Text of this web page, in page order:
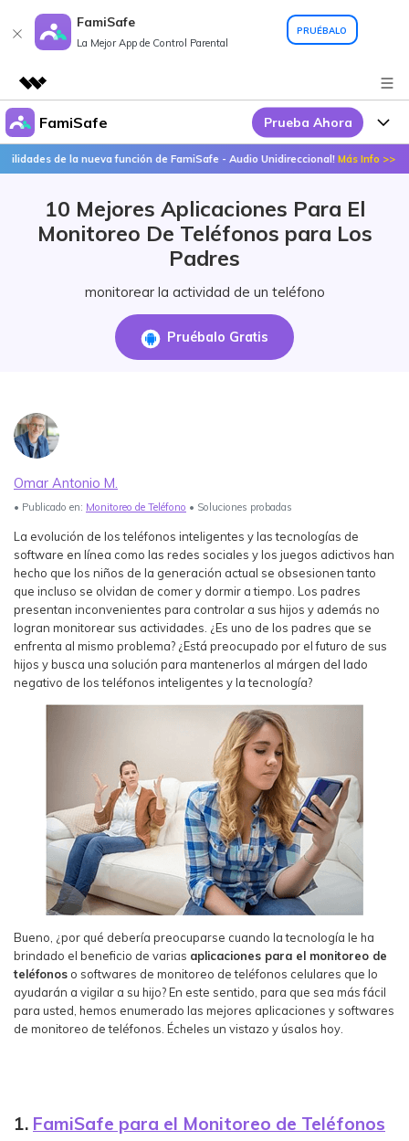
FamiSafe
La Mejor App de Control Parental
PRUÉBALO
Productos destacados
Creatividad digital con AIGC
Resumen
Soluciones
Quiénes somos
FamiSafe Prueba Ahora
Por Qué FamiSafe
FamiSafe - Tu Aliado en
Acciones Interactivas
Productos
FamiSafe Edu
Temas Relevantes
Ver Más >
Guía del Usuario
Ver Más >
search
de la nueva función de FamiSafe - Audio Unidireccional!Más Info >>
10 Mejores Aplicaciones Para El
Monitoreo De Teléfonos para Los
Padres
monitorear la actividad de un teléfono
Pruébalo Gratis
Omar Antonio M.
• Publicado en: Monitoreo de Teléfono • Soluciones probadas
La evolución de los teléfonos inteligentes y las tecnologías de
software en línea como las redes sociales y los juegos adictivos han
hecho que los niños de la generación actual se obsesionen tanto
que incluso se olvidan de comer y dormir a tiempo. Los padres
presentan inconvenientes para controlar a sus hijos y además no
logran monitorear sus actividades. ¿Es uno de los padres que se
enfrenta al mismo problema? ¿Está preocupado por el futuro de sus
hijos y busca una solución para mantenerlos al márgen del lado
negativo de los teléfonos inteligentes y la tecnología?
Bueno, ¿por qué debería preocuparse cuando la tecnología le ha
brindado el beneficio de varias aplicaciones para el monitoreo de
teléfonos o softwares de monitoreo de teléfonos celulares que lo
ayudarán a vigilar a su hijo? En este sentido, para que sea más fácil
para usted, hemos enumerado las mejores aplicaciones y softwares
de monitoreo de teléfonos. Écheles un vistazo y úsalos hoy.
1. FamiSafe para el Monitoreo de Teléfonos